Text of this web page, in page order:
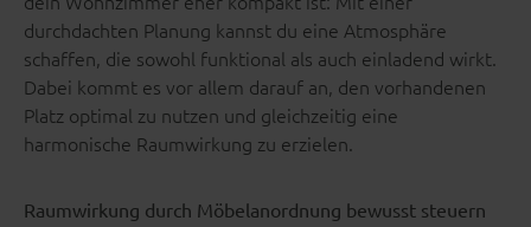
durchdachten Planung kannst du eine Atmosphäre
schaffen, die sowohl funktional als auch einladend wirkt.
Dabei kommt es vor allem darauf an, den vorhandenen
Platz optimal zu nutzen und gleichzeitig eine
harmonische Raumwirkung zu erzielen.
Raumwirkung durch Möbelanordnung bewusst steuern